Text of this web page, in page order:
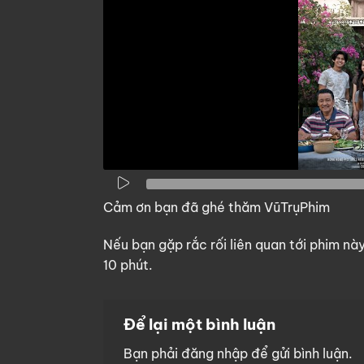
Cảm ơn bạn đã ghé thăm VũTrụPhim
Nếu bạn gặp rắc rối liên quan tới phim
10 phút.
Để lại một bình luận
Bạn phải đăng nhập để gửi bình luận.